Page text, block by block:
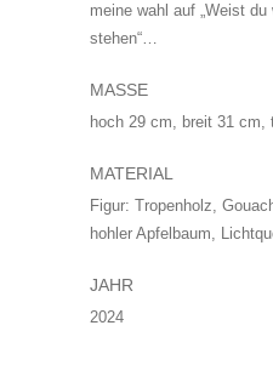
meine wahl auf „Weist
stehen“…
MASSE
hoch 29 cm, breit 31 cm,
MATERIAL
Figur: Tropenholz,
hohler Apfelbaum,
JAHR
2024